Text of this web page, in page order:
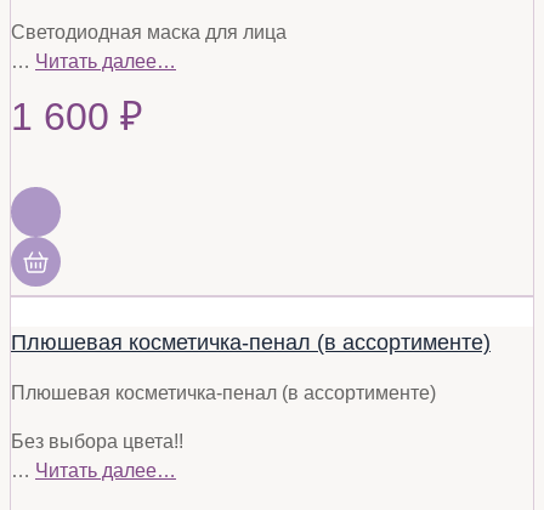
Светодиодная маска для лица
… Читать далее…
1 600 ₽
Плюшевая косметичка-пенал (в ассортименте)
Плюшевая косметичка-пенал (в ассортименте)
Без выбора цвета!!
… Читать далее…